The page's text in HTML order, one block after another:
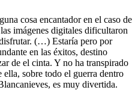
cosa encantador en el caso de
imágenes digitales dificultaron
(…) Estaría pero por
en las éxitos, destino
de el cinta. Y no ha transpirado
ella, sobre todo el guerra dentro
es muy divertida.